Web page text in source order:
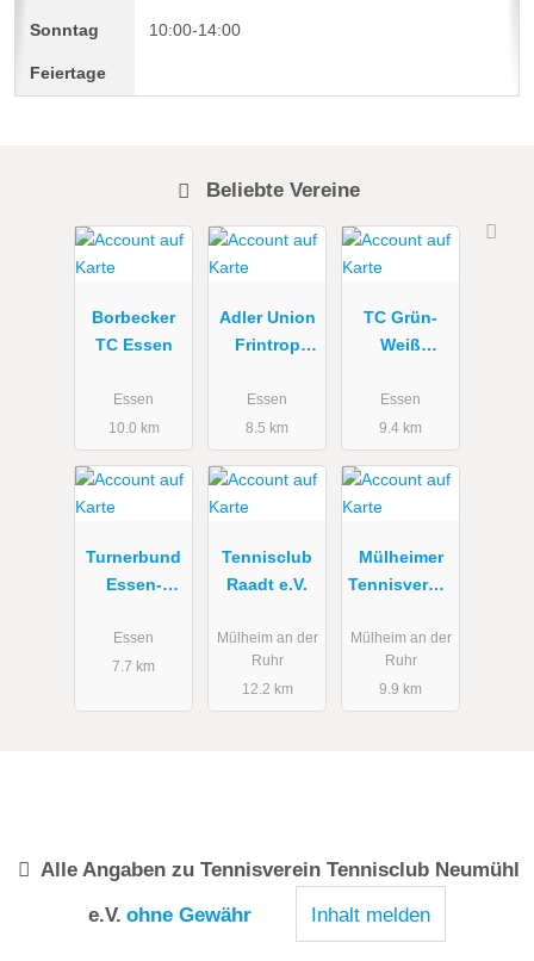
10:00-14:00
Beliebte Vereine
Borbecker
TC Essen
Essen
10.0 km
Adler Union
Frintrop
Essen
8.5 km
TC Grün-
Weiß
Essen
9.4 km
Turnerbund
Essen-
1903 e.V.
Essen
7.7 km
Tennisclub
Raadt e.V.
Mülheim an der
Ruhr
12.2 km
Mülheimer
Tennisverein
Kahlenberg
e.V.
Mülheim an der
Ruhr
9.9 km
Alle Angaben zuTennisverein Tennisclub Neumühl
e.V. ohne Gewähr Inhalt melden